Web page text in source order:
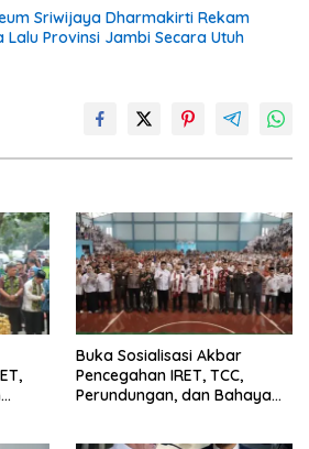
Sriwijaya Dharmakirti Rekam
Provinsi Jambi Secara Utuh
Buka Sosialisasi Akbar
Pencegahan IRET, TCC,
Perundungan, dan Bahaya